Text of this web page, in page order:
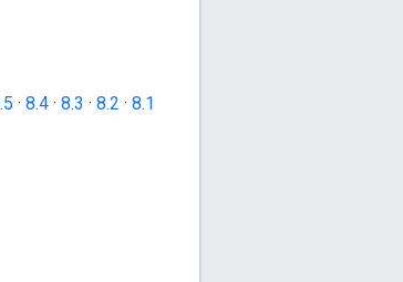
· 8.4 · 8.3 · 8.2 · 8.1